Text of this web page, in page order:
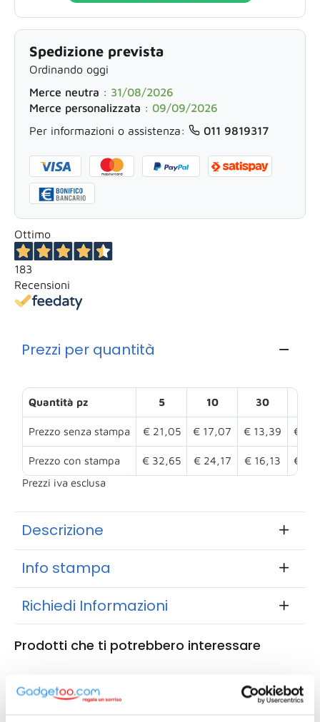
Spedizione prevista
Ordinando oggi
Merce neutra : 31/08/2026
Merce personalizzata : 09/09/2026
Per informazioni o assistenza:
011 9819317
Ottimo
183
Recensioni
Prezzi per quantità
Quantità pz 5 10 30
Prezzo senza stampa € 21,05 € 17,07 € 13,39 €
Prezzo con stampa € 32,65 € 24,17 € 16,13
€
Prezzi iva esclusa
Descrizione
Info stampa
Richiedi Informazioni
Prodotti che ti potrebbero interessare
9261